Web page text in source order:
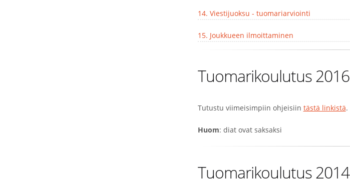
14. Viestijuoksu - tuomariarviointi
15. Joukkueen ilmoittaminen
Tuomarikoulutus 2016
Tutustu viimeisimpiin ohjeisiin tästä linkistä.
Huom: diat ovat saksaksi
Tuomarikoulutus 2014